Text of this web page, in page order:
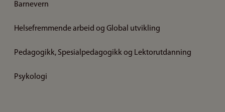
Barnevern
Helsefremmende arbeid og Global utvikling
Pedagogikk, Spesialpedagogikk og Lektorutdanning
Psykologi